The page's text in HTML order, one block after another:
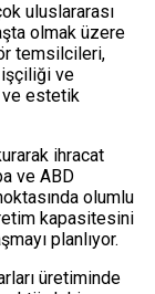
uluslararası
olmak üzere
temsilcileri,
işçiliği ve
ve estetik
ihracat
ve ABD
olumlu
kapasitesini
planlıyor.
üretiminde